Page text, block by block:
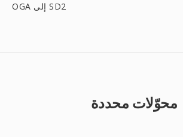
OGA إلى SD2
محوّلات محددة